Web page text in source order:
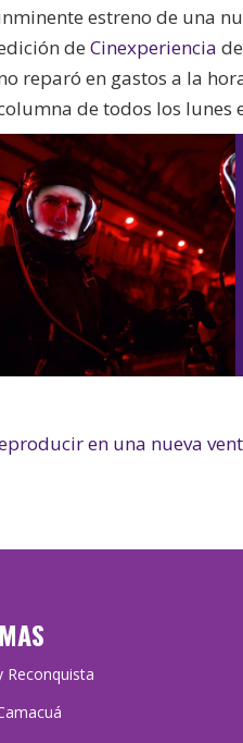
estreno de una
deCinexperiencia
reparó en gastos a la
de todos los lunes
en una nueva
Reconquista